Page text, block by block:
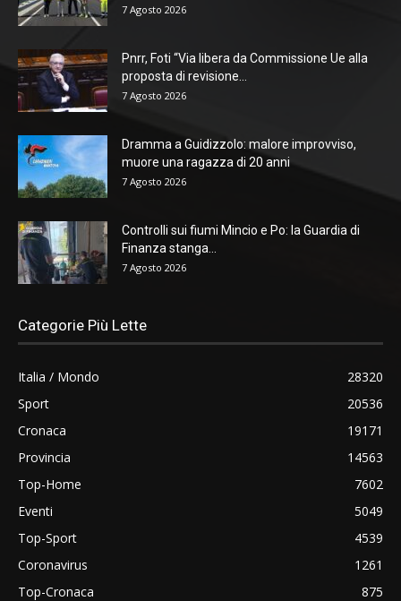
7 Agosto 2026
Pnrr, Foti “Via libera da Commissione Ue alla
proposta di revisione...
7 Agosto 2026
Dramma a Guidizzolo: malore improvviso,
muore una ragazza di 20 anni
7 Agosto 2026
Controlli sui fiumi Mincio e Po: la Guardia di
Finanza stanga...
7 Agosto 2026
Categorie Più Lette
Italia / Mondo
28320
Sport
20536
Cronaca
19171
Provincia
14563
Top-Home
7602
Eventi
5049
Top-Sport
4539
Coronavirus
1261
Top-Cronaca
875